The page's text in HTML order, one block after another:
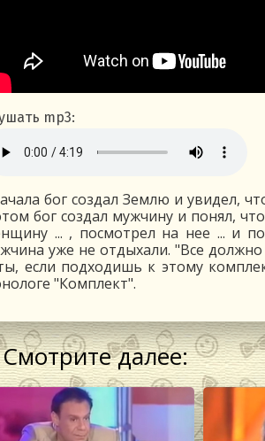
mp3:
бог создал Землю и увидел,
бог создал мужчину и понял,
... , посмотрел на нее ... и
уже не отдыхали. "Все
если подходишь к этому
"Комплект".
Смотрите далее: